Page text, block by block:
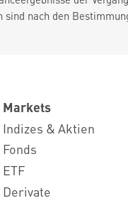
nach den
Markets
Indizes & Aktien
Fonds
ETF
Derivate